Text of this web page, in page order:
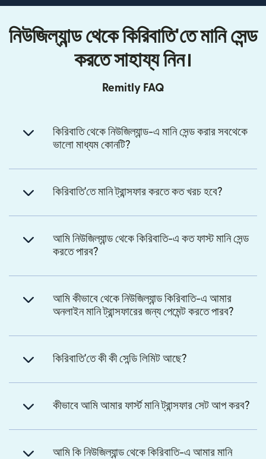
নিউজিল্যান্ড থেকে কিরিবাতি'তে মানি সেন্ড
করতে সাহায্য নিন।
Remitly FAQ
কিরিবাতি থেকে নিউজিল্যান্ড-এ মানি সেন্ড করার সবথেকে
ভালো মাধ্যম কোনটি?
কিরিবাতি'তে মানি ট্রান্সফার করতে কত খরচ হবে?
আমি নিউজিল্যান্ড থেকে কিরিবাতি-এ কত ফাস্ট মানি সেন্ড
করতে পারব?
আমি কীভাবে থেকে নিউজিল্যান্ড কিরিবাতি-এ আমার
অনলাইন মানি ট্রান্সফারের জন্য পেমেন্ট করতে পারব?
কিরিবাতি'তে কী কী সেন্ডি লিমিট আছে?
কীভাবে আমি আমার ফার্স্ট মানি ট্রান্সফার সেট আপ করব?
আমি কি নিউজিল্যান্ড থেকে কিরিবাতি-এ আমার মানি